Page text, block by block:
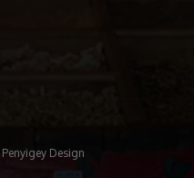
Penyigey Design